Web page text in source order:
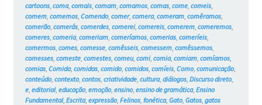
cartoons, coma, comais, comam, comamos, comas, come, comeis,
comem, comemos, Comendo, comer, comera, comeram, comêramos,
comerão, comerás, comerdes, comerei, comereis, comerem, comeremos,
comeres, comeria, comeriam, comeríamos, comerias, comeríeis,
comermos, comes, comesse, comêsseis, comessem, comêssemos,
comesses, comeste, comestes, comeu, comi, comia, comiam, comíamos,
comias, Comida, comidas, comido, comidos, comíeis, Como, comunicação,
conteúdo, contexto, contos, criatividade, cultura, diálogos, Discurso direto,
e, editorial, educação, emoção, ensino, ensino de gramática, Ensino
Fundamental, Escrita, expressão, Felinos, fonética, Gato, Gatos, gatos